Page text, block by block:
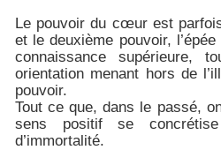
Le pouvoir du cœur est
et le deuxième pouvoir,
connaissance supérieure,
orientation menant hors de
pouvoir.
Tout ce que, dans le passé,
sens positif se
d’immortalité.